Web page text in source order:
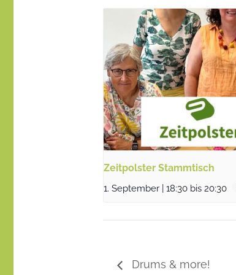
Zeitpolster Stammtisch
1. September | 18:30 bis 20:30
Drums & more!